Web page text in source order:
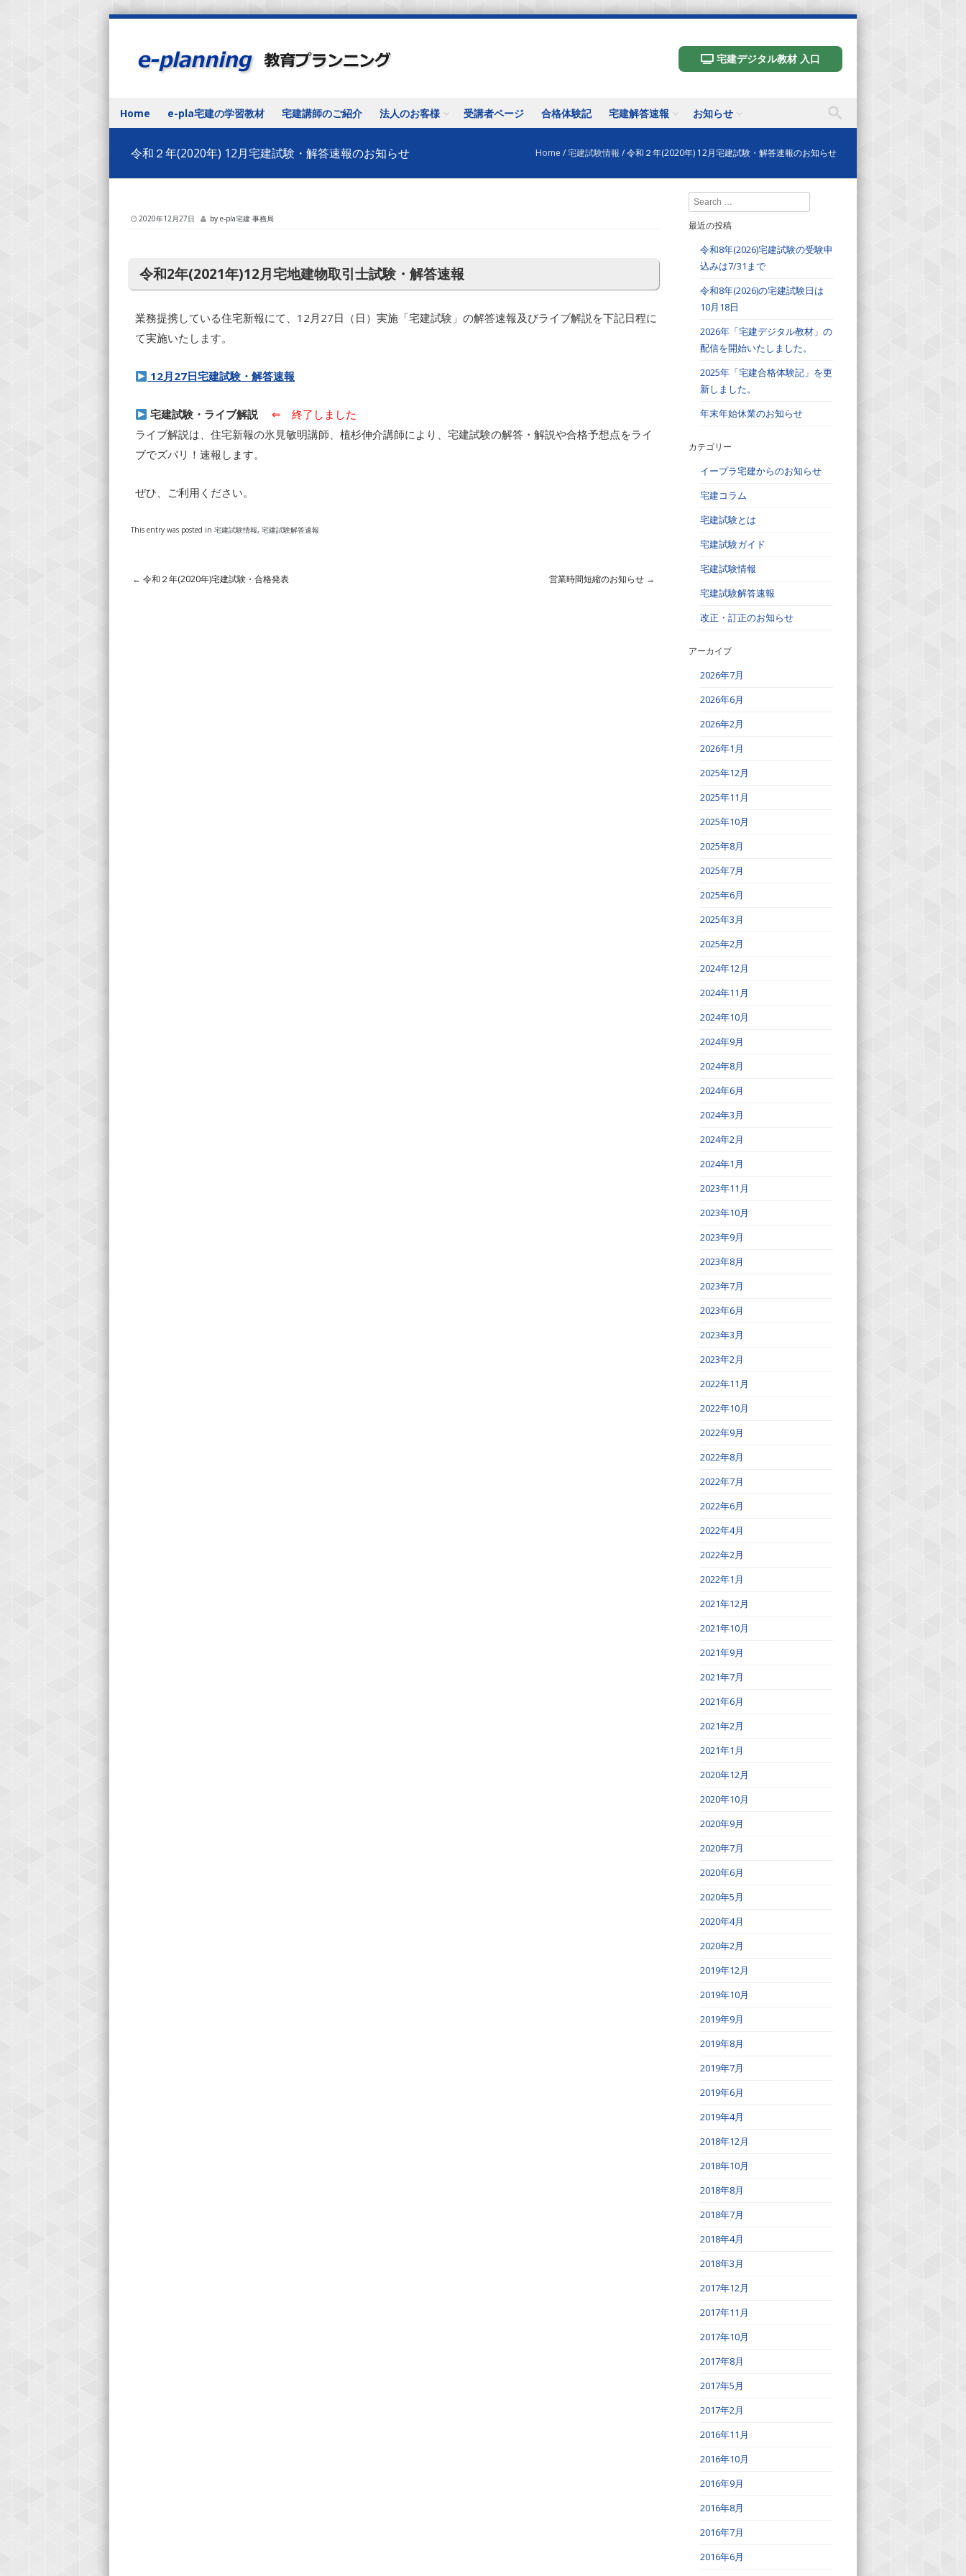
宅建デジタル教材 入口
Menu
Skip to content
Home e-pla宅建の学習教材 宅建講師のご紹介 法人のお客様 受講者ページ 合格体験記 宅建解答速報 お知らせ
令和２年(2020年) 12月宅建試験・解答速報のお知らせ Home /宅建試験情報 /令和２年(2020年) 12月宅建試験・解答速報のお知らせ
2020年12月27日 by e-pla宅建 事務局
令和2年(2021年)12月宅地建物取引士試験・解答速報
業務提携している住宅新報にて、12月27日（日）実施「宅建試験」の解答速報及びライブ解説を下記日程に
て実施いたします。
12月27日宅建試験・解答速報
宅建試験・ライブ解説
⇐ 終了しました
ライブ解説は、住宅新報の氷見敏明講師、植杉伸介講師により、宅建試験の解答・解説や合格予想点をライ
ブでズバリ！速報します。
ぜひ、ご利用ください。
This entry was posted in 宅建試験情報, 宅建試験解答速報
← 令和２年(2020年)宅建試験・合格発表 営業時間短縮のお知らせ →
Search
最近の投稿
令和8年(2026)宅建試験の受験申
込みは7/31まで
令和8年(2026)の宅建試験日は
10月18日
2026年「宅建デジタル教材」の
配信を開始いたしました。
2025年「宅建合格体験記」を更
新しました。
年末年始休業のお知らせ
カテゴリー
イープラ宅建からのお知らせ
宅建コラム
宅建試験とは
宅建試験ガイド
宅建試験情報
宅建試験解答速報
改正・訂正のお知らせ
アーカイブ
2026年7月
2026年6月
2026年2月
2026年1月
2025年12月
2025年11月
2025年10月
2025年8月
2025年7月
2025年6月
2025年3月
2025年2月
2024年12月
2024年11月
2024年10月
2024年9月
2024年8月
2024年6月
2024年3月
2024年2月
2024年1月
2023年11月
2023年10月
2023年9月
2023年8月
2023年7月
2023年6月
2023年3月
2023年2月
2022年11月
2022年10月
2022年9月
2022年8月
2022年7月
2022年6月
2022年4月
2022年2月
2022年1月
2021年12月
2021年10月
2021年9月
2021年7月
2021年6月
2021年2月
2021年1月
2020年12月
2020年10月
2020年9月
2020年7月
2020年6月
2020年5月
2020年4月
2020年2月
2019年12月
2019年10月
2019年9月
2019年8月
2019年7月
2019年6月
2019年4月
2018年12月
2018年10月
2018年8月
2018年7月
2018年4月
2018年3月
2017年12月
2017年11月
2017年10月
2017年8月
2017年5月
2017年2月
2016年11月
2016年10月
2016年9月
2016年8月
2016年7月
2016年6月